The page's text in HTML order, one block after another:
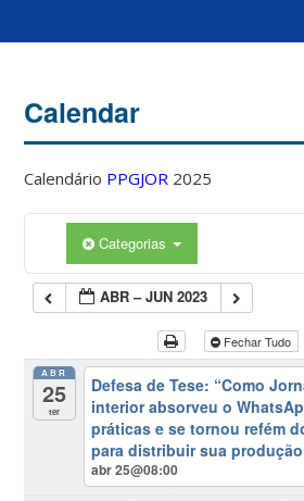
Calendar
Calendário PPGJOR 2025
Categorias
ABR – JUN 2023
Fechar Tudo
ABR
25
ter
Defesa de Tese: “Como
interior absorveu o
práticas e se tornou refém
para distribuir sua
abr 25@08:00